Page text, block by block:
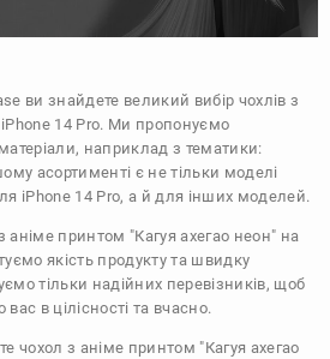
ви знайдете великий вибір чохлів з
14 Pro. Ми пропонуємо
наприклад з тематики:
асортименті є не тільки моделі
iPhone 14 Pro, а й для інших моделей.
принтом "Кагуя ахегао неон" на
якість продукту та швидку
тільки надійних перевізників, щоб
в цілісності та вчасно.
чохол з аніме принтом "Кагуя ахегао